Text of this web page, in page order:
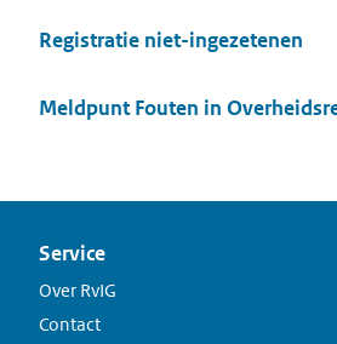
Registratie niet-ingezetenen
Meldpunt Fouten in
Service
Over RvIG
Contact